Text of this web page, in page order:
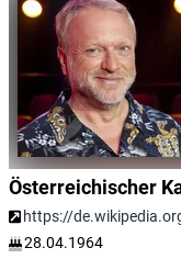
Österreichischer
https://
28.04.1964